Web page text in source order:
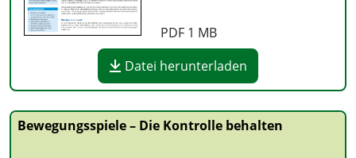
PDF 1 MB
Datei herunterladen
Bewegungsspiele – Die Kontrolle behalten